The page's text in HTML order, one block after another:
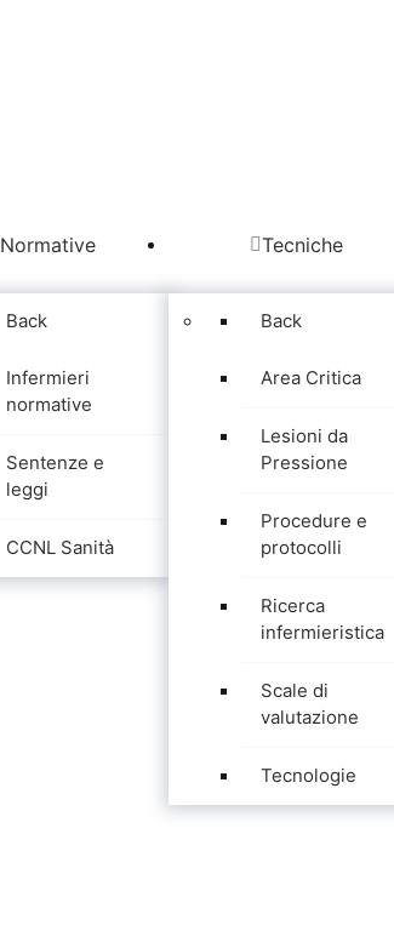
Normative
Back
Infermieri
normative
Sentenze e
leggi
CCNL Sanità
Tecniche
Back
Area Critica
Lesioni da
Pressione
Procedure e
protocolli
Ricerca
infermieristica
Scale di
valutazione
Tecnologie